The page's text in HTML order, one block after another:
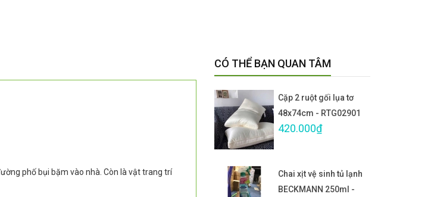
phố bụi bặm vào nhà. Còn là vật trang trí
CÓ THỂ BẠN QUAN TÂM
Cặp 2 ruột gối lụa tơ
48x74cm - RTG02901
420.000₫
Chai xịt vệ sinh tủ lạnh
BECKMANN 250ml -